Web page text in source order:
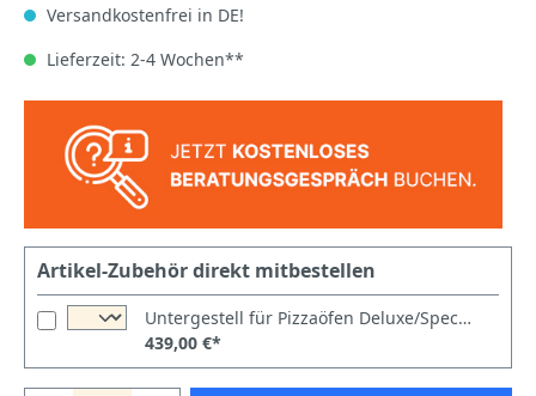
Versandkostenfrei in DE!
Lieferzeit: 2-4 Wochen**
Artikel-Zubehör direkt mitbestellen
Untergestell für Pizzaöfen Deluxe/Special/Power/Italia/Master 66 Breit
439,00 €*